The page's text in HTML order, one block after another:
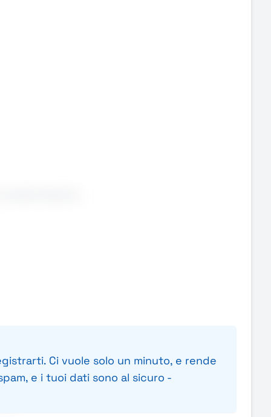
Ci vuole solo un minuto, e rende
e i tuoi dati sono al sicuro -